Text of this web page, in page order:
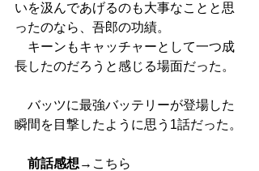
いを汲んであげるのも大事なことと思
ったのなら、吾郎の功績。
キーンもキャッチャーとして一つ成
長したのだろうと感じる場面だった。
バッツに最強バッテリーが登場した
瞬間を目撃したように思う1話だった。
前話感想 → こちら